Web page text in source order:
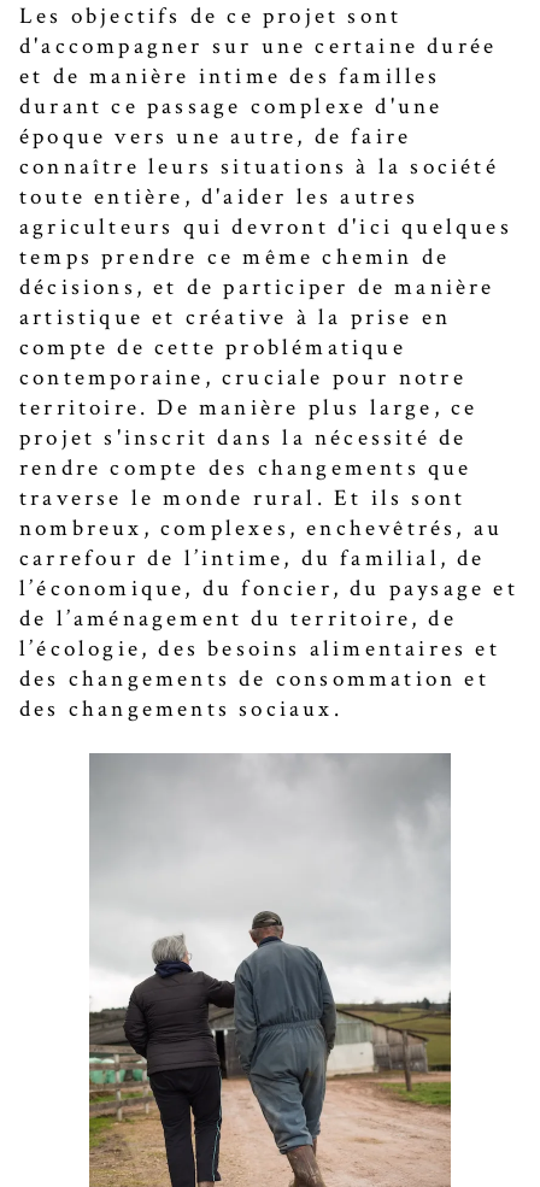
Les objectifs de ce projet sont
d'accompagner sur une certaine durée
et de manière intime des familles
durant ce passage complexe d'une
époque vers une autre, de faire
connaître leurs situations à la société
toute entière, d'aider les autres
agriculteurs qui devront d'ici quelques
temps prendre ce même chemin de
décisions, et de participer de manière
artistique et créative à la prise en
compte de cette problématique
contemporaine, cruciale pour notre
territoire. De manière plus large, ce
projet s'inscrit dans la nécessité de
rendre compte des changements que
traverse le monde rural. Et ils sont
nombreux, complexes, enchevêtrés, au
carrefour de l’intime, du familial, de
l’économique, du foncier, du paysage et
de l’aménagement du territoire, de
l’écologie, des besoins alimentaires et
des changements de consommation et
des changements sociaux.